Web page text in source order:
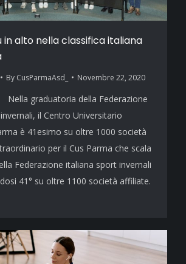
in alto nella classifica italiana
By CusParmaAsd_ Novembre 22, 2020
della Federazione
il Centro Universitario
è 41esimo su oltre 1000 società
per il Cus Parma che scala
Federazione italiana sport invernali
41° su oltre 1100 società affiliate.